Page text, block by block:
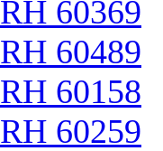
RH 60369
RH 60489
RH 60158
RH 60259